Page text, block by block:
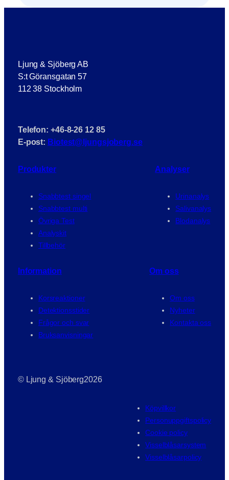
Ljung & Sjöberg AB
S:t Göransgatan 57
112 38 Stockholm
Telefon: +46-8-26 12 85
E-post: Biotest@ljungsjoberg.se
Produkter
Snabbtest singel
Snabbtest multi
Övriga Test
Analyskit
Tillbehör
Analyser
Urinanalys
Salivanalys
Blodanalys
Information
Korsreaktioner
Detektionsstider
Frågor och svar
Bruksanvisningar
Om oss
Om oss
Nyheter
Kontakta oss
© Ljung & Sjöberg2026
Köpvillkor
Personuppgiftspolicy
Cookie policy
Visselblåsarsystem
Visselblåsarpolicy